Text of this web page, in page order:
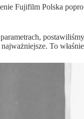
Fujifilm Polska
To